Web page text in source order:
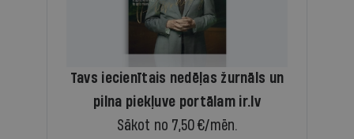
Tavs iecienītais nedēļas žurnāls un
pilna piekļuve portālam ir.lv
Sākot no 7,50 €/mēn.